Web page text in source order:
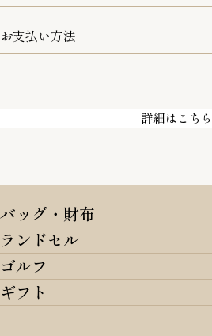
お取寄せ商品を除く
5,500円(税込)以上で全国送料無料と
お支払い方法
詳細はこちら
バッグ・財布
バッグ・財布TOP
すべてを見る
アイテムから選ぶ
ランドセル
ランドセルTOP
すべてを見る
ゴルフ
ゴルフTOP
ギフト